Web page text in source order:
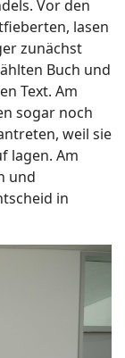
Vor den
lasen
zunächst
Buch und
Text. Am
sogar noch
weil sie
lagen. Am
und
in